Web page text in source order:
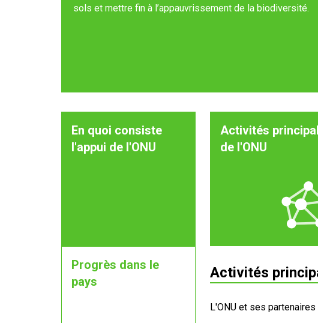
sols et mettre fin à l’appauvrissement de la biodiversité.
En quoi consiste
l'appui de l'ONU
Progrès dans le
pays
Activités
de l'ONU
Activités
L'ONU et ses